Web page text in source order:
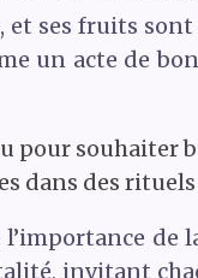
et ses fruits
un acte de
pour souhaiter
dans des
de
invitant